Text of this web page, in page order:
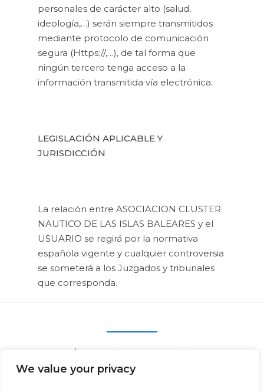
We value your privacy
personales de carácter alto (salud,
ideología,…) serán siempre transmitidos
mediante protocolo de comunicación
segura (Https://,…), de tal forma que
ningún tercero tenga acceso a la
información transmitida vía electrónica.
LEGISLACIÓN APLICABLE Y
JURISDICCIÓN
La relación entre ASOCIACION CLUSTER
NAUTICO DE LAS ISLAS BALEARES y el
USUARIO se regirá por la normativa
española vigente y cualquier controversia
se someterá a los Juzgados y tribunales
que corresponda.